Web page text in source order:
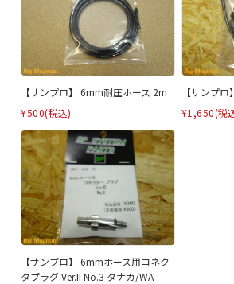
【サンプロ】 6mm耐圧ホース 2m
¥500(税込)
【サンプ
¥1,650(税
【サンプロ】 6mmホース用コネク
タプラグ Ver.II No.3 タナカ/WA